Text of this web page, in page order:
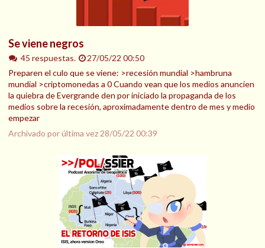
Se viene negros
45 respuestas.
27/05/22 00:50
Preparen el culo que se viene: >recesión mundial >hambruna
mundial >criptomonedas a 0 Cuando vean que los medios anuncien
la quiebra de Evergrande den por iniciado la propaganda de los
medios sobre la recesión, aproximadamente dentro de mes y medio
empezar
Archivado por última vez 28/05/22 00:39